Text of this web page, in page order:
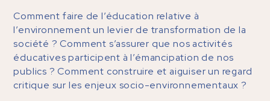
Comment faire de l’éducation relative à
l’environnement un levier de transformation de la
société ? Comment s’assurer que nos activités
éducatives participent à l’émancipation de nos
publics ? Comment construire et aiguiser un regard
critique sur les enjeux socio-environnementaux ?